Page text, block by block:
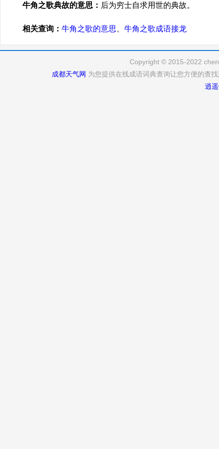
牛角之歌典故的意思： 后为穷士自求用世的典故。
相关查询： 牛角之歌的意思 牛角之歌成语接龙
Copyright © 2015-2022
成都天气网 为您提供在线成语词典查询让您方便的查
逍